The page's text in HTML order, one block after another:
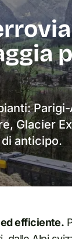
Glacier
anticipo.
efficiente.